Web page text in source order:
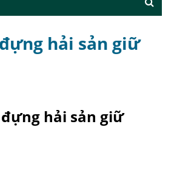
hải sản giữ
hải sản giữ